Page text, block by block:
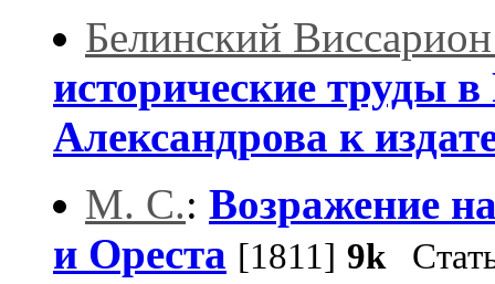
Белинский
исторические труды
Александрова к
М. С.: Возражение
и Ореста [1811] 9k